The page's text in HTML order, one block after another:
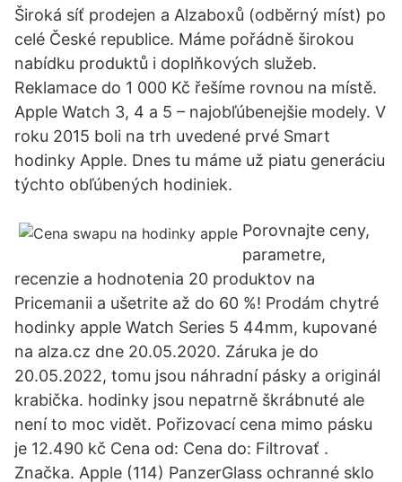
Široká síť prodejen a Alzaboxů (odběrný míst) po
celé České republice. Máme pořádně širokou
nabídku produktů i doplňkových služeb.
Reklamace do 1 000 Kč řešíme rovnou na místě.
Apple Watch 3, 4 a 5 – najobľúbenejšie modely. V
roku 2015 boli na trh uvedené prvé Smart
hodinky Apple. Dnes tu máme už piatu generáciu
týchto obľúbených hodiniek.
Porovnajte ceny,
parametre,
recenzie a hodnotenia 20 produktov na
Pricemanii a ušetrite až do 60 %! Prodám chytré
hodinky apple Watch Series 5 44mm, kupované
na alza.cz dne 20.05.2020. Záruka je do
20.05.2022, tomu jsou náhradní pásky a originál
krabička. hodinky jsou nepatrně škrábnuté ale
není to moc vidět. Pořizovací cena mimo pásku
je 12.490 kč Cena od: Cena do: Filtrovať .
Značka. Apple (114) PanzerGlass ochranné sklo